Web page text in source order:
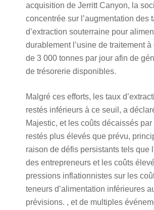
acquisition de Jerritt Canyon, la
concentrée sur l’augmentation des
d’extraction souterraine pour
durablement l’usine de traitement
de 3 000 tonnes par jour afin de
de trésorerie disponibles.
Malgré ces efforts, les taux
restés inférieurs à ce seuil, a
Majestic, et les coûts décaissés
restés plus élevés que prévu,
raison de défis persistants tels que
des entrepreneurs et les coûts
pressions inflationnistes sur les
teneurs d’alimentation inférieures
prévisions. , et de multiples